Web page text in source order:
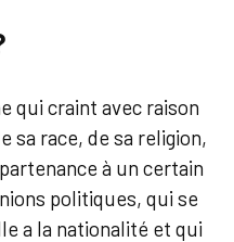
qui craint avec raison
sa race, de sa religion,
à un certain
politiques, qui se
a la nationalité et qui